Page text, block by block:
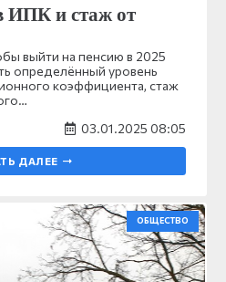
ИПК и стаж от
выйти на пенсию в 2025
определённый уровень
коэффициента, стаж
03.01.2025 08:05
ДАЛЕЕ
ОБЩЕСТВО